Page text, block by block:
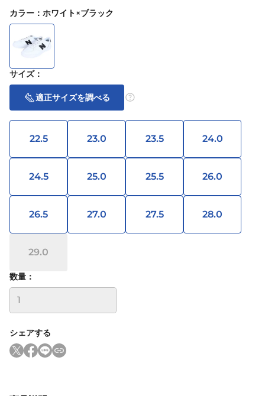
カラー ： ホワイト×ブラック
サイズ：
適正サイズを調べる
22.5 23.0 23.5 24.0
24.5 25.0 25.5 26.0
26.5 27.0 27.5 28.0
29.0
数量：
シェアする